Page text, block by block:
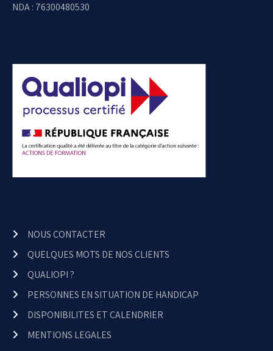
NDA : 76300480530
NOUS CONTACTER
QUELQUES MOTS DE NOS CLIENTS
QUALIOPI ?
PERSONNES EN SITUATION DE HANDICAP
DISPONIBILITES ET CALENDRIER
MENTIONS LEGALES